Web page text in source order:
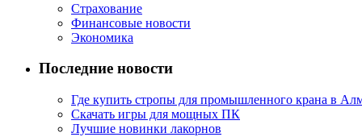
Страхование
Финансовые новости
Экономика
Последние новости
Где купить стропы для промышленного крана в
Скачать игры для мощных ПК
Лучшие новинки лакорнов